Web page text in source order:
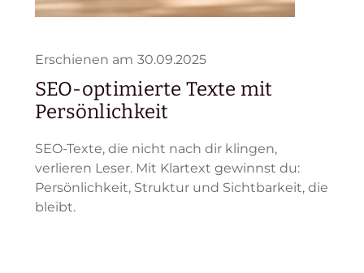
Erschienen am 30.09.2025
SEO-optimierte Texte mit
Persönlichkeit
SEO-Texte, die nicht nach dir klingen,
verlieren Leser. Mit Klartext gewinnst du:
Persönlichkeit, Struktur und Sichtbarkeit, die
bleibt.